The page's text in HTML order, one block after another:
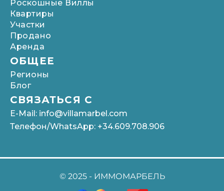
Роскошные Виллы
Квартиры
Участки
Продано
Аренда
ОБЩЕЕ
Pегионы
Блог
СВЯЗАТЬСЯ С
E-Mail: info@villamarbel.com
Телефон/WhatsApp: +34.609.708.906
© 2025 - ИММОМАРБЕЛЬ